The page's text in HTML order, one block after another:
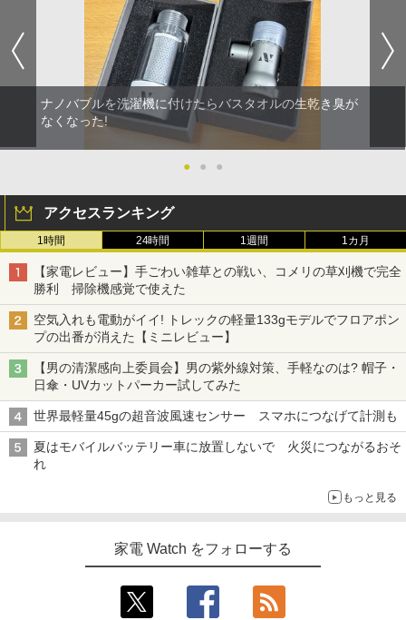
ナノバブルを洗濯機に付けたらバスタオルの生乾き臭が
なくなった!
● ● ●
アクセスランキング
1時間 24時間 1週間 1カ月
【家電レビュー】手ごわい雑草との戦い、コメリの草刈機で完全
勝利 掃除機感覚で使えた
空気入れも電動がイイ! トレックの軽量133gモデルでフロアポン
プの出番が消えた【ミニレビュー】
【男の清潔感向上委員会】男の紫外線対策、手軽なのは? 帽子・
日傘・UVカットパーカー試してみた
世界最軽量45gの超音波風速センサー スマホにつなげて計測も
夏はモバイルバッテリー車に放置しないで 火災につながるおそ
れ
もっと見る
家電 Watch をフォローする